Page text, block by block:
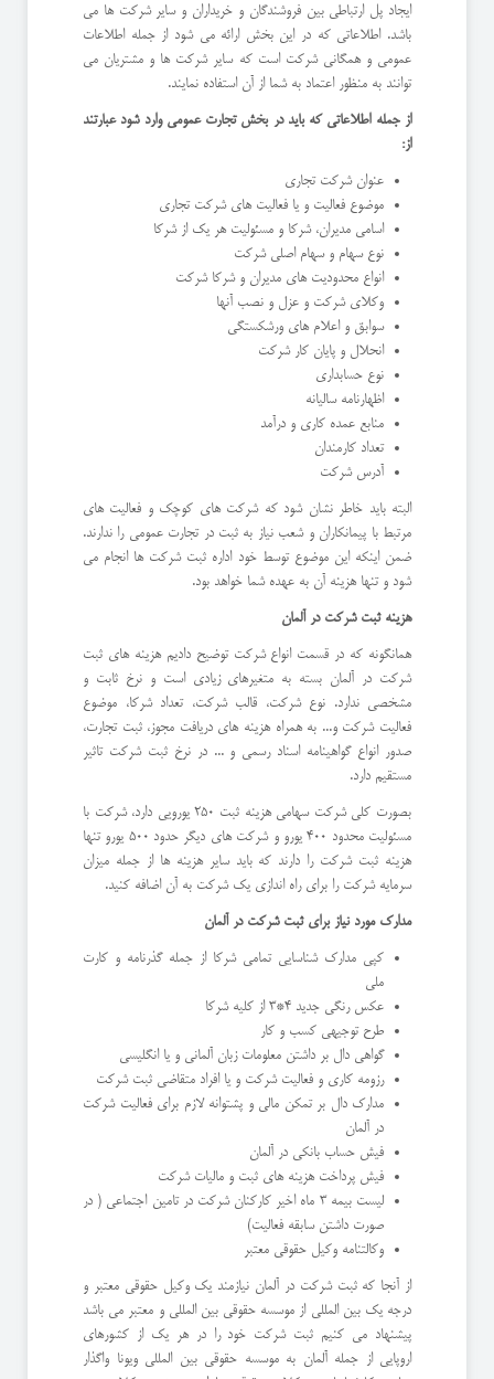
ایجاد پل ارتباطی بین فروشندگان و خریداران و سایر شرکت ها می
باشد. اطلاعاتی که در این بخش ارائه می شود از جمله اطلاعات
عمومی و همگانی شرکت است که سایر شرکت ها و مشتریان می
توانند به منظور اعتماد به شما از آن استفاده نمایند.
از جمله اطلاعاتی که باید در بخش تجارت عمومی وارد شود عبارتند
از:
عنوان شرکت تجاری
موضوع فعالیت و یا فعالیت های شرکت تجاری
اسامی مدیران، شرکا و مسئولیت هر یک از شرکا
نوع سهام و سهام اصلی شرکت
انواع محدودیت های مدیران و شرکا شرکت
وکلای شرکت و عزل و نصب آنها
سوابق و اعلام های ورشکستگی
انحلال و پایان کار شرکت
نوع حسابداری
اظهارنامه سالیانه
منابع عمده کاری و درآمد
تعداد کارمندان
آدرس شرکت
البته باید خاطر نشان شود که شرکت های کوچک و فعالیت های
مرتبط با پیمانکاران و شعب نیاز به ثبت در تجارت عمومی را ندارند.
ضمن اینکه این موضوع توسط خود اداره ثبت شرکت ها انجام می
شود و تنها هزینه آن به عهده شما خواهد بود.
هزینه ثبت شرکت در آلمان
همانگونه که در قسمت انواع شرکت توضیح دادیم هزینه های ثبت
شرکت در آلمان بسته به متغیرهای زیادی است و نرخ ثابت و
مشخصی ندارد. نوع شرکت، قالب شرکت، تعداد شرکا، موضوع
فعالیت شرکت و... به همراه هزینه های دریافت مجوز، ثبت تجارت،
صدور انواع گواهینامه اسناد رسمی و ... در نرخ ثبت شرکت تاثیر
مستقیم دارد.
بصورت کلی شرکت سهامی هزینه ثبت 250 یورویی دارد، شرکت با
مسئولیت محدود 400 یورو و شرکت های دیگر حدود 500 یورو تنها
هزینه ثبت شرکت را دارند که باید سایر هزینه ها از جمله میزان
سرمایه شرکت را برای راه اندازی یک شرکت به آن اضافه کنید.
مدارک مورد نیاز برای ثبت شرکت در آلمان
کپی مدارک شناسایی تمامی شرکا از جمله گذرنامه و کارت
ملی
عکس رنگی جدید 4*3 از کلیه شرکا
طرح توجیهی کسب و کار
گواهی دال بر داشتن معلومات زبان آلمانی و یا انگلیسی
رزومه کاری و فعالیت شرکت و یا افراد متقاضی ثبت شرکت
مدارک دال بر تمکن مالی و پشتوانه لازم برای فعالیت شرکت
در آلمان
فیش حساب بانکی در آلمان
فیش پرداخت هزینه های ثبت و مالیات شرکت
لیست بیمه 3 ماه اخیر کارکنان شرکت در تامین اجتماعی ( در
صورت داشتن سابقه فعالیت)
وکالتنامه وکیل حقوقی معتبر
از آنجا که ثبت شرکت در آلمان نیازمند یک وکیل حقوقی معتبر و
درجه یک بین المللی از موسسه حقوقی بین المللی و معتبر می باشد
پیشنهاد می کنیم ثبت شرکت خود را در هر یک از کشورهای
اروپایی از جمله آلمان به موسسه حقوقی بین المللی ویونا واگذار